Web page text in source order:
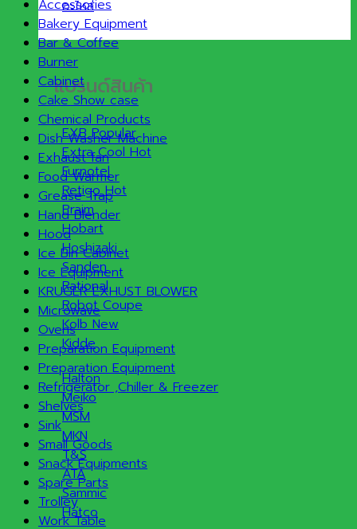
อะไหล่
แบรนด์สินค้า
EXB
Extra Cool
Furnotel
Retigo
Praim
Hobart
Hoshizaki
Sanden
Rational
Robot Coupe
Kolb
Kidde
Halton
Meiko
MSM
MKN
T&S
ATA
Sammic
Hatco
Accessories
Bakery Equipment
Bar & Coffee
Burner
Cabinet
Cake Show case
Chemical Products
Dish Washer Machine
Exhaust fan
Food Warmer
Grease Trap
Hand Blender
Hood
Ice Bin Cabinet
Ice Equipment
KRUGER EXHUST BLOWER
Microwave
Ovens
Preparation Equipment
Preparation Equipment
Refrigerator ,Chiller & Freezer
Shelves
Sink
Small Goods
Snack Equipments
Spare Parts
Trolley
Work Table